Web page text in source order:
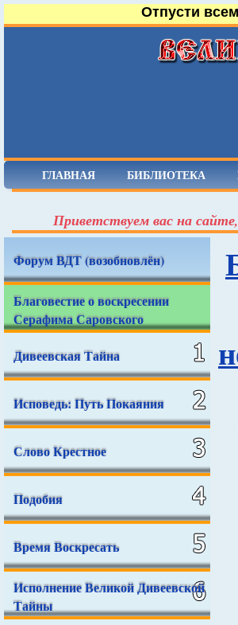
Отпусти
ГЛАВНАЯ БИБЛИОТЕКА
Приветствуем вас на
Форум ВДТ (возобновлён)
Благовестие о воскресении
Серафима Саровского
Дивеевская Тайна
Исповедь: Путь Покаяния
Слово Крестное
Подобия
Время Воскресать
Исполнение Великой Дивеевской
Тайны